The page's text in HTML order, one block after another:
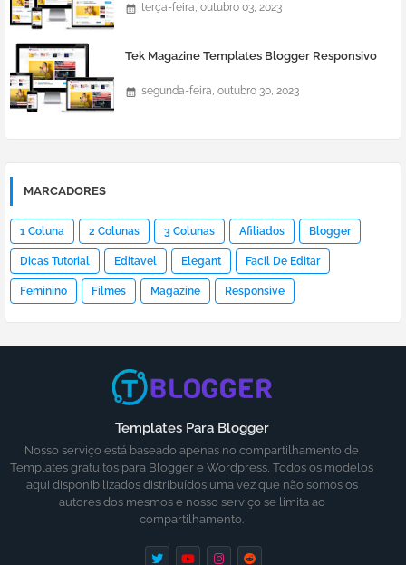
terça-feira, outubro 03, 2023
Tek Magazine Templates Blogger Responsivo
segunda-feira, outubro 30, 2023
MARCADORES
1 Coluna 2 Colunas 3 Colunas Afiliados Blogger
Dicas Tutorial Editavel Elegant Facil De Editar
Feminino Filmes Magazine Responsive
Templates Para Blogger
Nosso serviço está baseado apenas no compartilhamento de
Templates gratuitos para Blogger e Wordpress, Todos os modelos
aqui disponibilizados distribuídos uma vez que não somos os
autores dos mesmos e nosso serviço se limita ao
compartilhamento.